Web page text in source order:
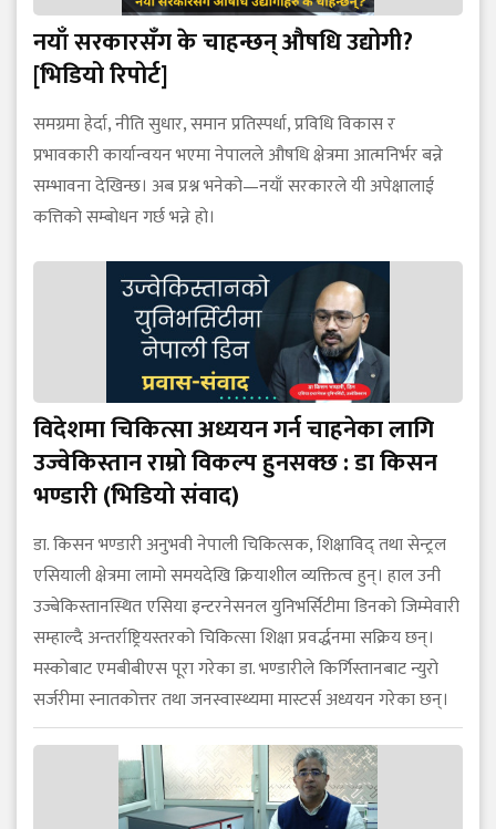
नयाँ सरकारसँग के चाहन्छन् औषधि उद्योगी?
[भिडियो रिपोर्ट]
समग्रमा हेर्दा, नीति सुधार, समान प्रतिस्पर्धा, प्रविधि विकास र
प्रभावकारी कार्यान्वयन भएमा नेपालले औषधि क्षेत्रमा आत्मनिर्भर बन्ने
सम्भावना देखिन्छ। अब प्रश्न भनेको—नयाँ सरकारले यी अपेक्षालाई
कत्तिको सम्बोधन गर्छ भन्ने हो।
विदेशमा चिकित्सा अध्ययन गर्न चाहनेका लागि
उज्वेकिस्तान राम्रो विकल्प हुनसक्छ : डा किसन
भण्डारी (भिडियो संवाद)
डा. किसन भण्डारी अनुभवी नेपाली चिकित्सक, शिक्षाविद् तथा सेन्ट्रल
एसियाली क्षेत्रमा लामो समयदेखि क्रियाशील व्यक्तित्व हुन्। हाल उनी
उज्बेकिस्तानस्थित एसिया इन्टरनेसनल युनिभर्सिटीमा डिनको जिम्मेवारी
सम्हाल्दै अन्तर्राष्ट्रियस्तरको चिकित्सा शिक्षा प्रवर्द्धनमा सक्रिय छन्।
मस्कोबाट एमबीबीएस पूरा गरेका डा. भण्डारीले किर्गिस्तानबाट न्युरो
सर्जरीमा स्नातकोत्तर तथा जनस्वास्थ्यमा मास्टर्स अध्ययन गरेका छन्।